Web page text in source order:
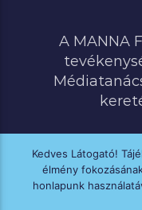
A MANNA
MINDEN JOG
Kedves Látogató!
élmény
honlapunk